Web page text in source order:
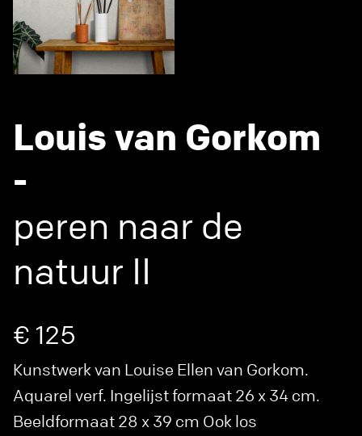
Louis van Gorkom
-
peren naar de
natuur II
€ 125
Kunstwerk van Louise Ellen van Gorkom.
Aquarel verf. Ingelijst formaat 26 x 34 cm.
Beeldformaat 28 x 39 cm Ook los